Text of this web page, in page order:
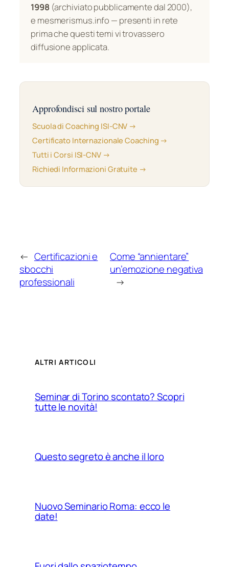
1998(archiviato pubblicamente dal 2000),
e mesmerismus.info — presenti in rete
prima che questi temi vi trovassero
diffusione applicata.
Approfondisci sul nostro portale
Scuola di Coaching ISI-CNV →
Certificato Internazionale Coaching →
Tutti i Corsi ISI-CNV →
Richiedi Informazioni Gratuite →
← Certificazioni e
sbocchi
professionali
Come “annientare”
un’emozione negativa
→
ALTRI ARTICOLI
Seminar di Torino scontato? Scopri
tutte le novità!
Questo segreto è anche il loro
Nuovo Seminario Roma: ecco le
date!